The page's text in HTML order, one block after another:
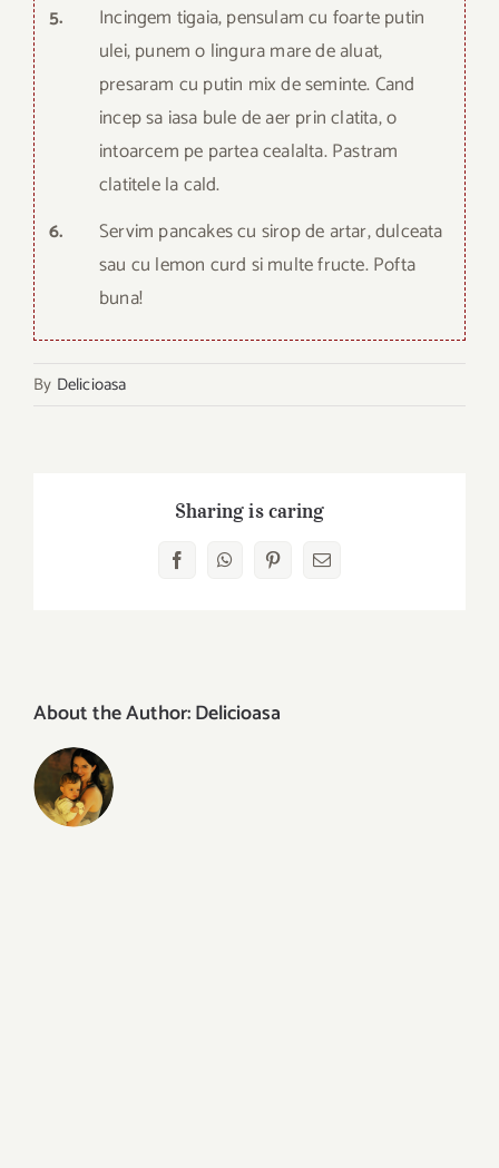
5.
Incingem tigaia, pensulam cu foarte putin
ulei, punem o lingura mare de aluat,
presaram cu putin mix de seminte. Cand
incep sa iasa bule de aer prin clatita, o
intoarcem pe partea cealalta. Pastram
clatitele la cald.
6.
Servim pancakes cu sirop de artar, dulceata
sau cu lemon curd si multe fructe. Pofta
buna!
By Delicioasa
Sharing is caring
FacebookWhatsAppPinterestEmail
About the Author:Delicioasa